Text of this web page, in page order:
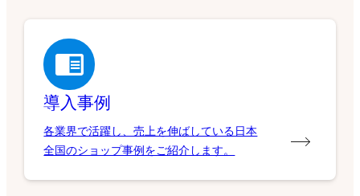
導入事例
各業界で活躍し、売上を伸ばしている日本
全国のショップ事例をご紹介します。